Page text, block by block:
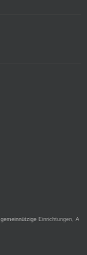
Einrichtungen, A